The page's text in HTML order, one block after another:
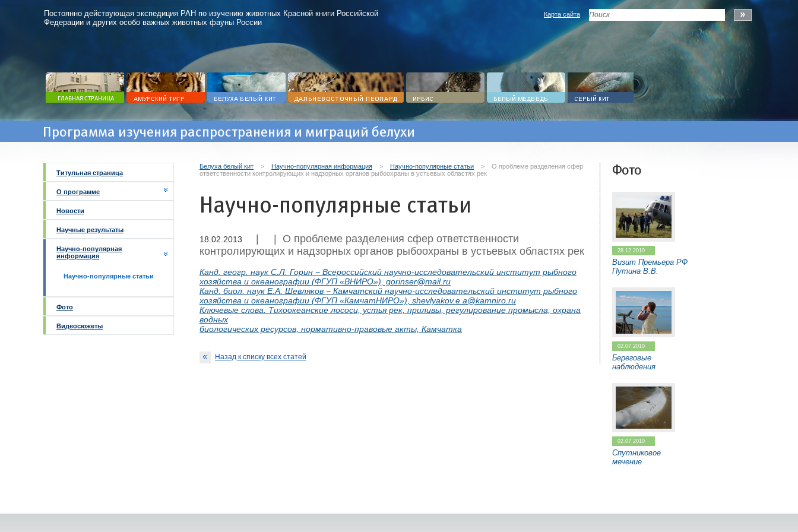
Постоянно действующая экспедиция РАН по изучению животных Красной книги Российской
Федерации и других особо важных животных фауны России
Карта сайта
Программа изучения распространения и миграций белухи
Титульная страница
О программе
Новости
Научные результаты
Научно-популярная
информация
Научно-популярные статьи
Фото
Видеосюжеты
Белуха белый кит > Научно-популярная информация > Научно-популярные статьи > О проблеме разделения сфер
ответственности контролирующих и надзорных органов рыбоохраны в устьевых областях рек
Научно-популярные статьи
18.02.2013
| О проблеме разделения сфер ответственности
контролирующих и надзорных органов рыбоохраны в устьевых областях рек
Канд. геогр. наук С.Л. Горин − Всероссийский научно-исследовательский институт рыбного
хозяйства и океанографии (ФГУП «ВНИРО»), gorinser@mail.ru
Канд. биол. наук Е.А. Шевляков − Камчатский научно-исследовательский институт рыбного
хозяйства и океанографии (ФГУП «КамчатНИРО»), shevlyakov.e.a@kamniro.ru
Ключевые слова: Тихоокеанские лососи, устья рек, приливы, регулирование промысла, охрана
водных
биологических ресурсов, нормативно-правовые акты, Камчатка
Назад к списку всех статей
Фото
28.12.2010
Визит Премьера РФ
Путина В.В.
02.07.2010
Береговые
наблюдения
02.07.2010
Спутниковое
мечение